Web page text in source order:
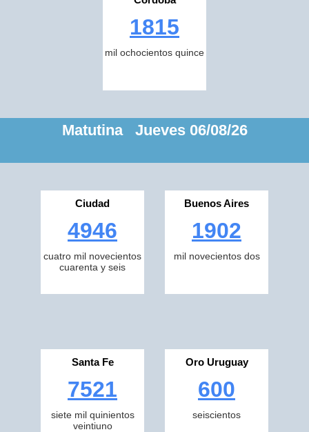
1815
mil ochocientos quince
Matutina Jueves 06/08/26
Ciudad
4946
cuatro mil novecientos
cuarenta y seis
Buenos Aires
1902
mil novecientos dos
Santa Fe
7521
siete mil quinientos
veintiuno
Oro Uruguay
600
seiscientos